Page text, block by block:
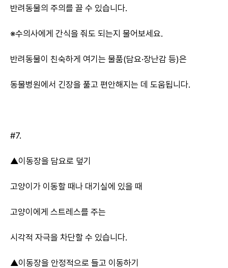
반려동물의 주의를 끌 수 있습니다.
※수의사에게 간식을 줘도 되는지 물어보세요.
반려동물이 친숙하게 여기는 물품(담요·장난감 등)은
동물병원에서 긴장을 풀고 편안해지는 데 도움됩니다.
#7.
▲이동장을 담요로 덮기
고양이가 이동할 때나 대기실에 있을 때
고양이에게 스트레스를 주는
시각적 자극을 차단할 수 있습니다.
▲이동장을 안정적으로 들고 이동하기